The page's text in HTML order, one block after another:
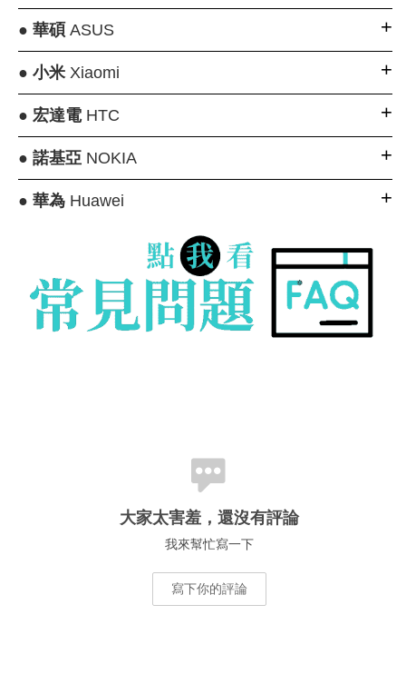
● 華碩 ASUS
● 小米Xiaomi
● 宏達電HTC
● 諾基亞NOKIA
● 華為Huawei
大家太害羞，還沒有評論
我來幫忙寫一下
寫下你的評論